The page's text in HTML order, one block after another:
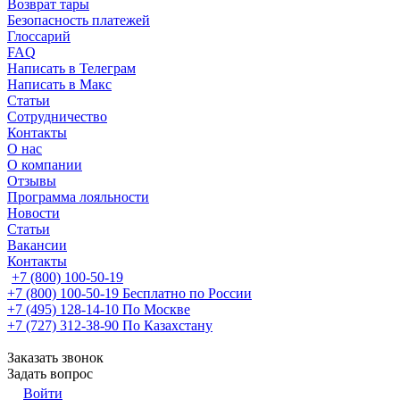
Возврат тары
Безопасность платежей
Глоссарий
FAQ
Написать в Телеграм
Написать в Макс
Статьи
Сотрудничество
Контакты
О нас
О компании
Отзывы
Программа лояльности
Новости
Статьи
Вакансии
Контакты
+7 (800) 100-50-19
+7 (800) 100-50-19 Бесплатно по России
+7 (495) 128-14-10 По Москве
+7 (727) 312-38-90 По Казахстану
Заказать звонок
Задать вопрос
Войти